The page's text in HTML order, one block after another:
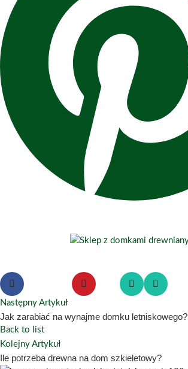
Następny Artykuł
Jak zarabiać na wynajme domku letniskowego?
Back to list
Kolejny Artykuł
Ile potrzeba drewna na dom szkieletowy?